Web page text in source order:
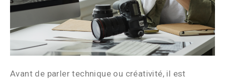
Avant de parler technique ou créativité, il est